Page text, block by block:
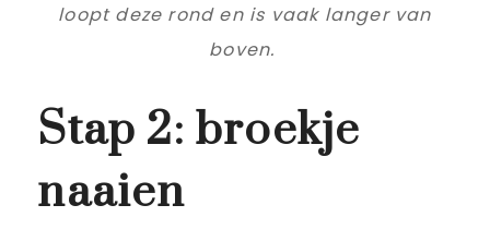
loopt deze rond en is vaak langer van
boven.
Stap 2: broekje
naaien